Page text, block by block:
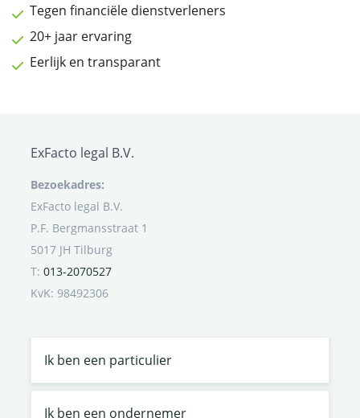
Tegen financiële dienstverleners
20+ jaar ervaring
Eerlijk en transparant
ExFacto legal B.V.
Bezoekadres:
ExFacto legal B.V.
P.F. Bergmansstraat 1
5017 JH Tilburg
T: 013-2070527
KvK: 98492306
Ik ben een particulier
Ik ben een ondernemer